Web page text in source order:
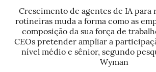
Crescimento de agentes de IA para
rotineiras muda a forma como as
composição da sua força de
CEOs pretender ampliar a
nível médio e sênior, segundo
Wyman